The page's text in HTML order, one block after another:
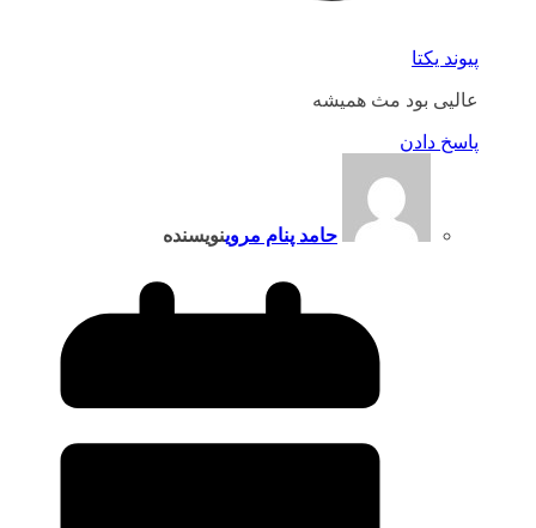
پیوند یکتا
عالیی بود مث همیشه
پاسخ دادن
حامد پنام مروینویسنده